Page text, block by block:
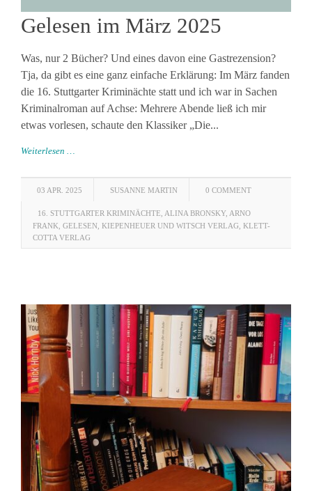
Gelesen im März 2025
Was, nur 2 Bücher? Und eines davon eine Gastrezension?
Tja, da gibt es eine ganz einfache Erklärung: Im März fanden
die 16. Stuttgarter Kriminächte statt und ich war in Sachen
Kriminalroman auf Achse: Mehrere Abende ließ ich mir
etwas vorlesen, schaute den Klassiker „Die...
Weiterlesen …
03 APR. 2025 SUSANNE MARTIN 0 COMMENT
16. STUTTGARTER KRIMINÄCHTE ALINA BRONSKY, ARNO
FRANK GELESEN KIEPENHEUER UND WITSCH VERLAG KLETT-
COTTA VERLAG